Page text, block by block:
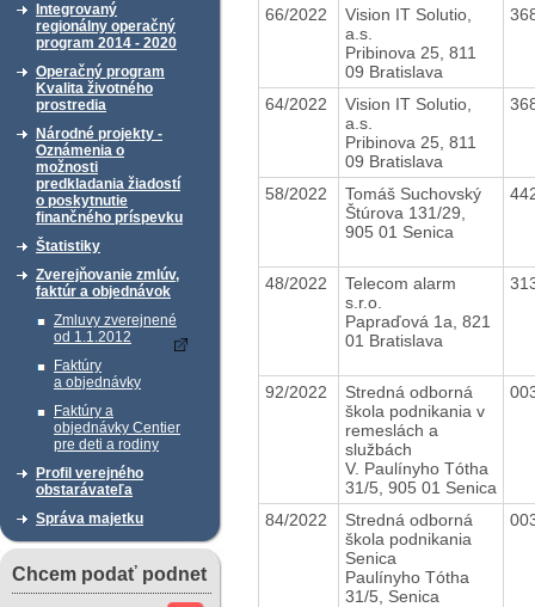
Integrovaný
regionálny operačný
program 2014 - 2020
Operačný program
Kvalita životného
prostredia
Národné projekty -
Oznámenia o
možnosti
predkladania žiadostí
o poskytnutie
finančného príspevku
Štatistiky
Zverejňovanie zmlúv,
faktúr a objednávok
Zmluvy zverejnené
od 1.1.2012
Faktúry
a objednávky
Faktúry a
objednávky Centier
pre deti a rodiny
Profil verejného
obstarávateľa
Správa majetku
Chcem podať podnet
66/2022
Vision IT Solutio,
a.s.
Pribinova 25, 811
09 Bratislava
64/2022
Vision IT Solutio,
a.s.
Pribinova 25, 811
09 Bratislava
58/2022
Tomáš Suchovský
Štúrova 131/29,
905 01 Senica
48/2022
Telecom alarm
s.r.o.
Papraďová 1a, 821
01 Bratislava
92/2022
Stredná odborná
škola podnikania v
remeslách a
službách
V. Paulínyho Tótha
31/5, 905 01 Senica
84/2022
Stredná odborná
škola podnikania
Senica
Paulínyho Tótha
31/5, Senica